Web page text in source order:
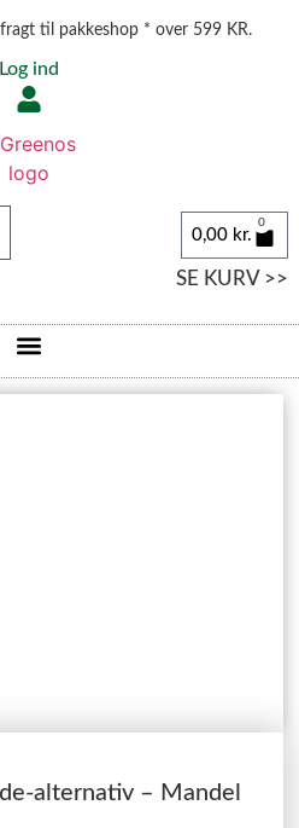
til pakkeshop * over 599 KR.
Log ind
0,00 kr.
0
SE KURV >>
alternativ – Mandel